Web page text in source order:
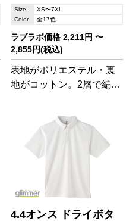
Size
XS〜7XL
Color
全17色
ラブラボ価格 2,211円 〜
2,855円(税込)
表地がポリエステル・裏
地がコットン。2層で編ん
つぐん。
4.4オンス ドライボタ